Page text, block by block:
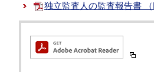
独立監査人の監査報告書 （